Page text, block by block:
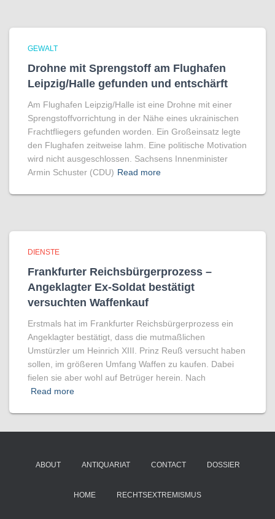
GEWALT
Drohne mit Sprengstoff am Flughafen
Leipzig/Halle gefunden und entschärft
Am Flughafen Leipzig/Halle ist eine Drohne mit einer
Sprengstoffvorrichtung in der Nähe eines ukrainischen
Frachtfliegers gefunden worden. Ein Großeinsatz legte
den Flughafen zeitweise lahm. Eine politische Motivation
wird nicht ausgeschlossen. Sachsens Innenminister
Armin Schuster (CDU) Read more
DIENSTE
Frankfurter Reichsbürgerprozess –
Angeklagter Ex-Soldat bestätigt
versuchten Waffenkauf
Erstmals hat im Frankfurter Reichsbürgerprozess ein
Angeklagter bestätigt, dass die mutmaßlichen
Umstürzler um Heinrich XIII. Prinz Reuß versucht haben
sollen, im größeren Umfang Waffen zu kaufen. Dabei
fielen sie aber wohl auf Betrüger herein. Nach
Read more
ABOUT ANTIQUARIAT CONTACT DOSSIER
HOME RECHTSEXTREMISMUS